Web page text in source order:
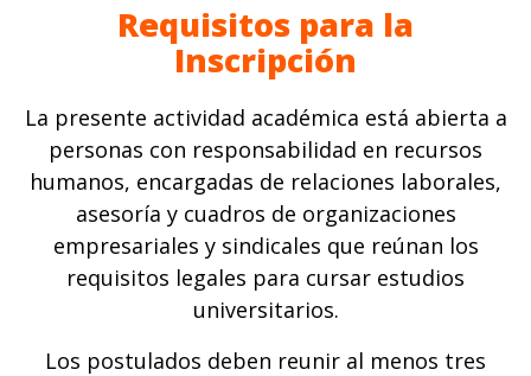
Requisitos para la
Inscripción
La presente actividad académica está abierta a
personas con responsabilidad en recursos
humanos, encargadas de relaciones laborales,
asesoría y cuadros de organizaciones
empresariales y sindicales que reúnan los
requisitos legales para cursar estudios
universitarios.
Los postulados deben reunir al menos tres